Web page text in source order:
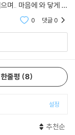
0 댓글0
한줄평 8
설정
추천순